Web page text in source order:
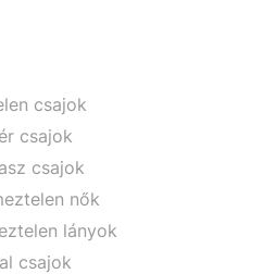
csajok
csajok
csajok
nők
lányok
csajok